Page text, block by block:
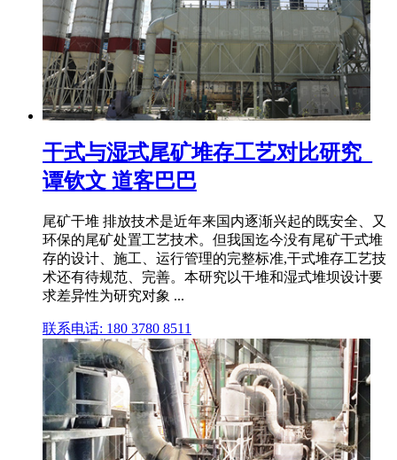
干式与湿式尾矿堆存工艺对比研究_
谭钦文 道客巴巴
尾矿干堆 排放技术是近年来国内逐渐兴起的既安全、又
环保的尾矿处置工艺技术。但我国迄今没有尾矿干式堆
存的设计、施工、运行管理的完整标准,干式堆存工艺技
术还有待规范、完善。本研究以干堆和湿式堆坝设计要
求差异性为研究对象 ...
联系电话: 180 3780 8511